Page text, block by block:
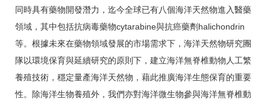
同時具有藥物開發潛力，迄今全球已有八個海洋天然物進入醫藥
領域，其中包括抗病毒藥物cytarabine與抗癌藥劑halichondrin
等。根據未來在藥物領域發展的市場需求下，海洋天然物研究團
隊以環境保育與延續研究的原則下，建立海洋無脊椎動物人工繁
養殖技術，穩定量產海洋天然物，藉此推廣海洋生態保育的重要
性。除海洋生物養殖外，我們亦對海洋微生物參與海洋無脊椎動